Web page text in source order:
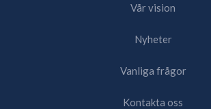
Vår vision
Nyheter
Vanliga frågor
Kontakta oss